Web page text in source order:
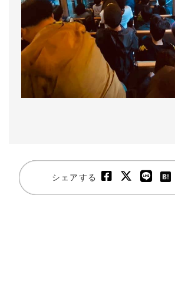
シェアする